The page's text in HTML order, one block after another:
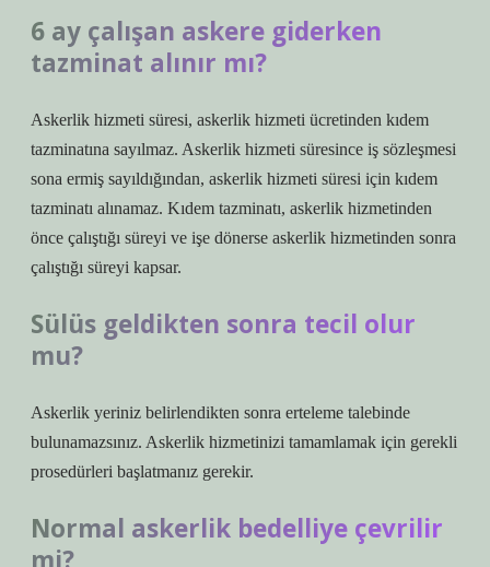
6 ay çalışan askere giderken
tazminat alınır mı?
Askerlik hizmeti süresi, askerlik hizmeti ücretinden kıdem
tazminatına sayılmaz. Askerlik hizmeti süresince iş sözleşmesi
sona ermiş sayıldığından, askerlik hizmeti süresi için kıdem
tazminatı alınamaz. Kıdem tazminatı, askerlik hizmetinden
önce çalıştığı süreyi ve işe dönerse askerlik hizmetinden sonra
çalıştığı süreyi kapsar.
Sülüs geldikten sonra tecil olur
mu?
Askerlik yeriniz belirlendikten sonra erteleme talebinde
bulunamazsınız. Askerlik hizmetinizi tamamlamak için gerekli
prosedürleri başlatmanız gerekir.
Normal askerlik bedelliye çevrilir
mi?